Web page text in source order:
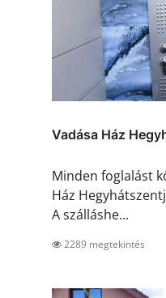
Vadása Ház
Minden foglalást
Ház
A szálláshe...
2289 megtekintés